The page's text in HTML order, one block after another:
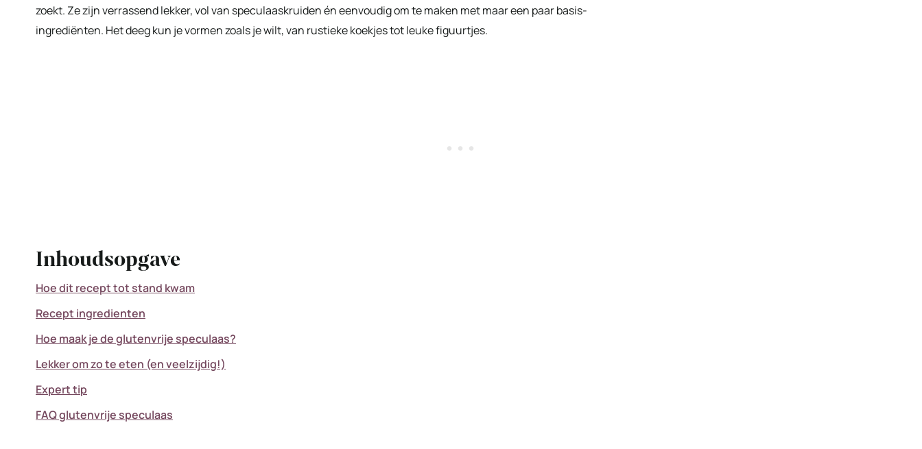
zoekt. Ze zijn verrassend lekker, vol van speculaaskruiden én eenvoudig om te maken met maar een paar basis-
ingrediënten. Het deeg kun je vormen zoals je wilt, van rustieke koekjes tot leuke figuurtjes.
Inhoudsopgave
Hoe dit recept tot stand kwam
Recept ingredienten
Hoe maak je de glutenvrije speculaas?
Lekker om zo te eten (en veelzijdig!)
Expert tip
FAQ glutenvrije speculaas